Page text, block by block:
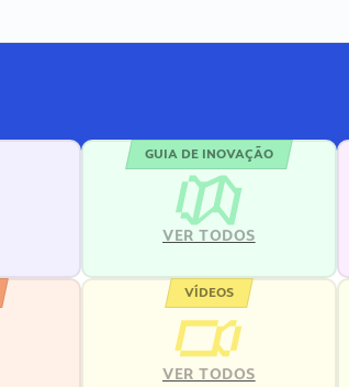
GUIA DE INOVAÇÃO
VER TODOS
VÍDEOS
VER TODOS